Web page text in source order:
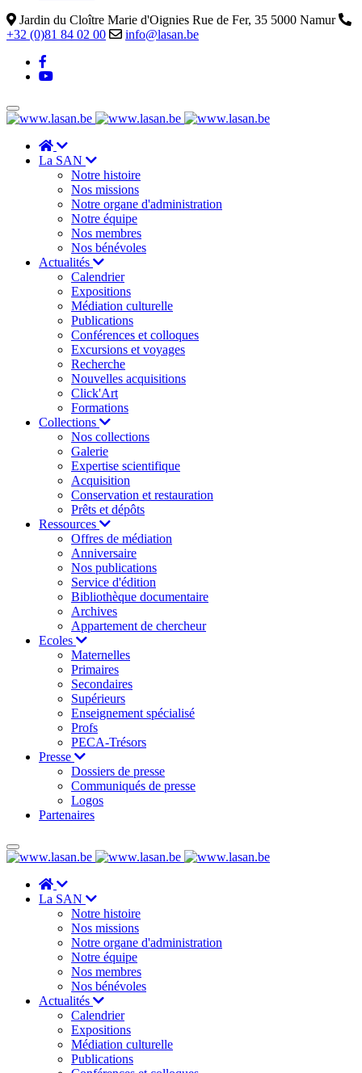
Jardin du Cloître Marie d'Oignies Rue de Fer, 35 5000 Namur
+32 (0)81 84 02 00
info@lasan.be
La SAN
Notre histoire
Nos missions
Notre organe d'administration
Notre équipe
Nos membres
Nos bénévoles
Actualités
Calendrier
Expositions
Médiation culturelle
Publications
Conférences et colloques
Excursions et voyages
Recherche
Nouvelles acquisitions
Click'Art
Formations
Collections
Nos collections
Galerie
Expertise scientifique
Acquisition
Conservation et restauration
Prêts et dépôts
Ressources
Offres de médiation
Anniversaire
Nos publications
Service d'édition
Bibliothèque documentaire
Archives
Appartement de chercheur
Ecoles
Maternelles
Primaires
Secondaires
Supérieurs
Enseignement spécialisé
Profs
PECA-Trésors
Presse
Dossiers de presse
Communiqués de presse
Logos
Partenaires
La SAN
Notre histoire
Nos missions
Notre organe d'administration
Notre équipe
Nos membres
Nos bénévoles
Actualités
Calendrier
Expositions
Médiation culturelle
Publications